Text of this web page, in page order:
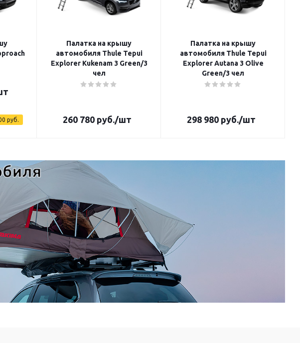
руб.
Палатка на крышу
автомобиля Thule Tepui
Explorer Kukenam 3 Green/3
чел
260 780 руб./шт
Палатка на крышу
автомобиля Thule Tepui
Explorer Autana 3 Olive
Green/3 чел
298 980 руб./шт